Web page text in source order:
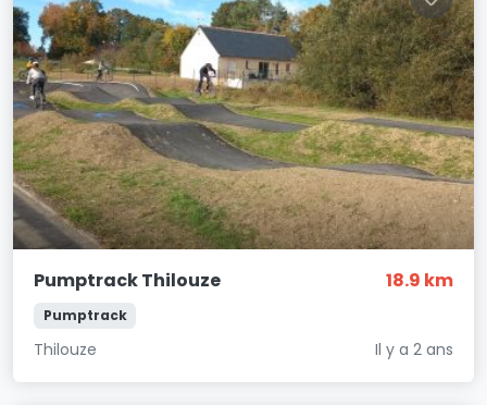
Pumptrack Thilouze 18.9 km
Pumptrack
Thilouze Il y a 2 ans